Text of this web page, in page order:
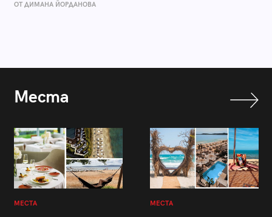
ОТ ДИМАНА ЙОРДАНОВА
Места
МЕСТА МЕСТА